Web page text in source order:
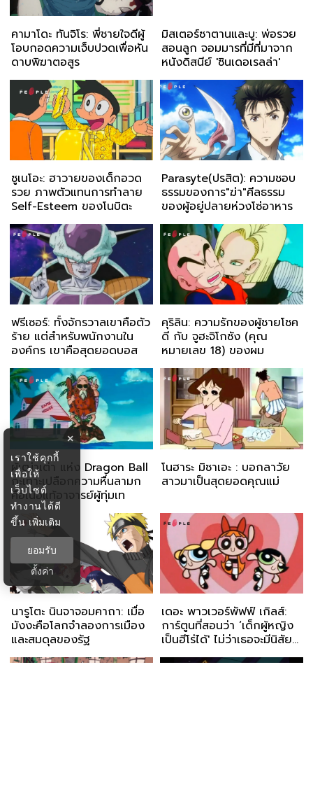
คามาโดะ ทันจิโร: พี่ชายใจดีผู้
โอบกอดความเจ็บปวดเพื่อหัน
ดาบพิฆาตอสูร
มิสเตอร์ซาตานและบู: พ่อรวย
สอนลูก จอมมารที่มีที่มาจาก
หนังดิสนีย์ 'ซินเดอเรลล่า'
ซูเนโอะ: ฮาวายของเด็กอวด
รวย ภาพตัวแทนการทำลาย
Self-Esteem ของโนบิตะ
Parasyte(ปรสิต): ความชอบ
ธรรมของการ"ฆ่า"ศีลธรรม
ของผู้อยู่ปลายห่วงโซ่อาหาร
ฟรีเซอร์: ทั้งจักรวาลเขาคือตัว
ร้าย แต่สำหรับพนักงานใน
องค์กร เขาคือสุดยอดบอส
คุริลิน: ความรักของผู้ชายโชค
ดี กับ จูฮะจิโกซัง (คุณ
หมายเลข 18) ของผม
ผู้เฒ่าเต่า แห่ง Dragon Ball
กะเทาะเปลือกความหื่นลามก
คือเนื้อแท้อาจารย์ผู้ทุ่มเท
โนฮาระ มิซาเอะ : บอกลาวัย
สาวมาเป็นสุดยอดคุณแม่
นารูโตะ นินจาจอมคาถา: เมื่อ
มังงะคือโลกจำลองการเมือง
และสมดุลของรัฐ
เดอะ พาวเวอร์พัฟฟ์ เกิลส์:
การ์ตูนที่สอนว่า ‘เด็กผู้หญิง
เป็นฮีโร่ได้' ไม่ว่าเธอจะมีนิสัย
แบบไหนก็ตาม
×
เราใช้คุกกี้
เพื่อให้
เว็บไซต์
ทำงานได้ดี
ขึ้น เพิ่มเติม
ยอมรับ
ตั้งค่า